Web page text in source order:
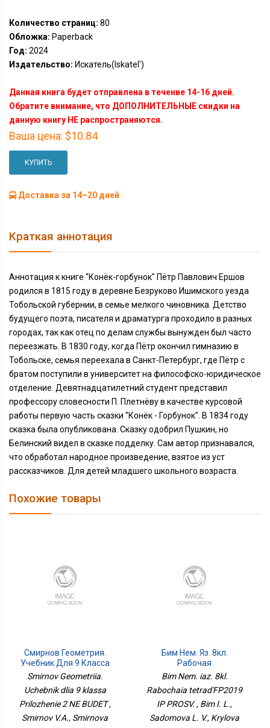
Количество страниц: 80
Обложка: Paperback
Год: 2024
Издательство: Искатель(Iskatel')
Данная книга будет отправлена в течение 14-16 дней.
Обратите внимание, что ДОПОЛНИТЕЛЬНЫЕ скидки на
данную книгу НЕ распространяются.
Ваша цена: $10.84
КУПИТЬ
Доставка за 14–20 дней
Краткая аннотация
Аннотация к книге "Конёк-горбунок" Пётр Павлович Ершов
родился в 1815 году в деревне Безруково Ишимского уезда
Тобольской губернии, в семье мелкого чиновника. Детство
будущего поэта, писателя и драматурга проходило в разных
городах, так как отец по делам службы вынужден был часто
переезжать. В 1830 году, когда Пётр окончил гимназию в
Тобольске, семья переехала в Санкт-Петербург, где Пётр с
братом поступили в университет на философско-юридическое
отделение. Девятнадцатилетний студент представил
профессору словесности П. Плетнёву в качестве курсовой
работы первую часть сказки "Конёк - Горбунок". В 1834 году
сказка была опубликована. Сказку одобрил Пушкин, но
Белинский видел в сказке подделку. Сам автор признавался,
что обработал народное произведение, взятое из уст
рассказчиков. Для детей младшего школьного возраста.
Похожие товары
Смирнов Геометрия.
Учебник Для 9 Класса
Приложение 2 НЕ БУДЕТ
Smirnov Geometriia.
Uchebnik dlia 9 klassa
Prilozhenie 2 NE BUDET ,
Smirnov V.A., Smirnova
Бим Нем. Яз. 8кл.
Рабочая
ТетрадьФП2019 ИП
Bim Nem. iaz. 8kl.
Rabochaia tetrad'FP2019
IP PROSV. , Bim I. L.,
Sadomova L. V., Krylova